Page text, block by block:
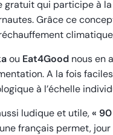
gratuit qui participe à
Grâce ce
ou Eat4Good nous en
A la fois
à l’échelle
ludique et utile,«
français permet,